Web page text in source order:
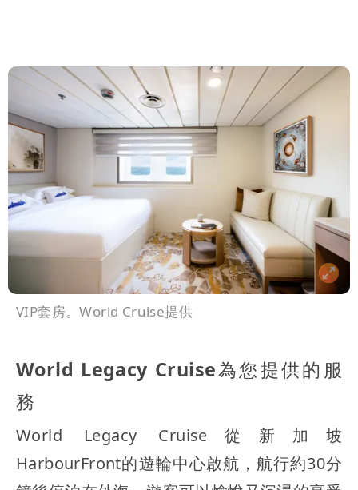
VIP套房。World Cruise提供
World Legacy Cruise為您提供的服
務
World Legacy Cruise從新加坡
HarbourFront的遊輪中心啟航，航行約30分